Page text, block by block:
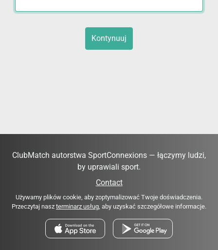
Kontynuuj
ClubMatch autorstwa SportConnexions — łączymy ludzi,
by uprawiali sport.
Contact
Używamy plików cookie, aby zoptymalizować Twoje doświadczenia.
Przeczytaj nasz terminarz usług, aby uzyskać szczegółowe informacje.